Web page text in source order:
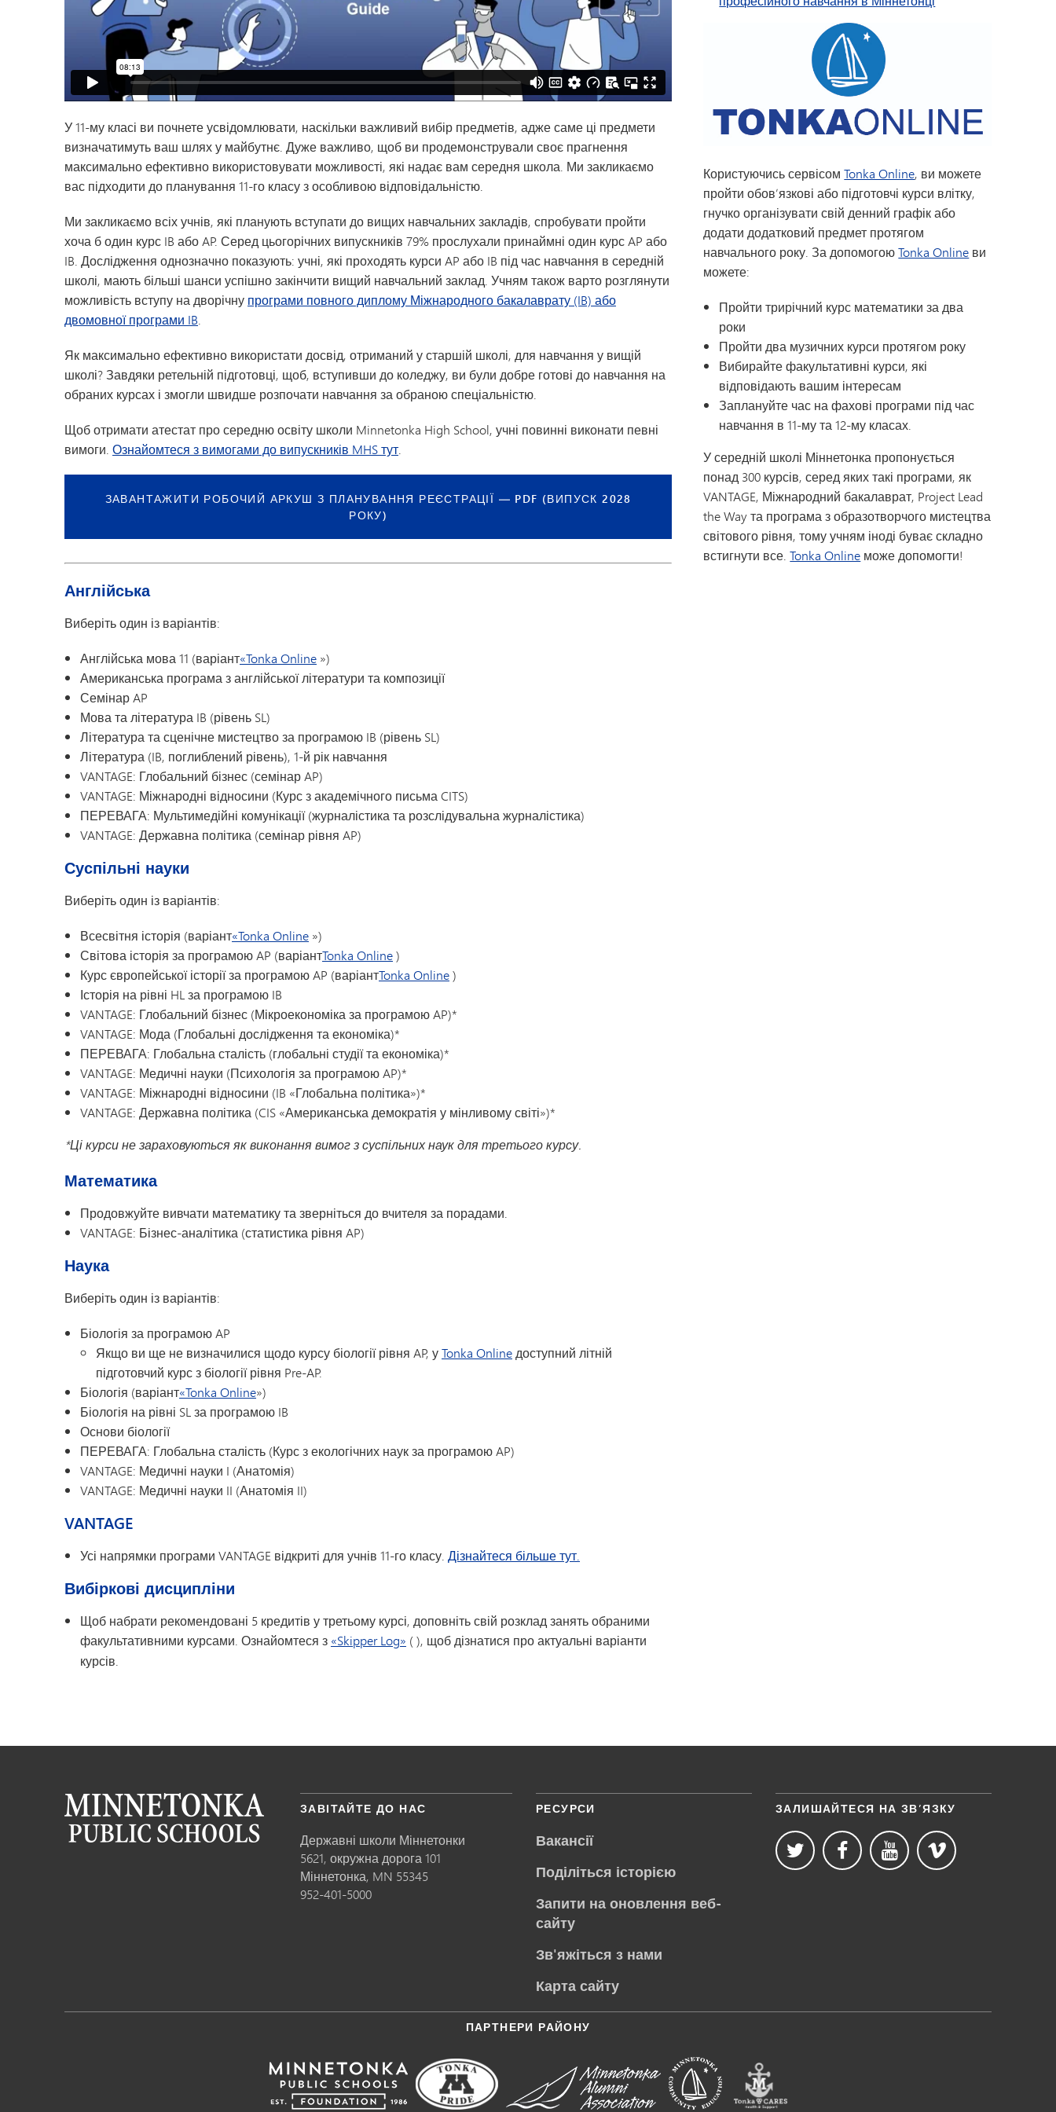
У 11-му класі ви почнете усвідомлювати, наскільки важливий вибір предметів, адже саме ці предмети
визначатимуть ваш шлях у майбутнє. Дуже важливо, щоб ви продемонстрували своє прагнення
максимально ефективно використовувати можливості, які надає вам середня школа. Ми закликаємо
вас підходити до планування 11-го класу з особливою відповідальністю.
Ми закликаємо всіх учнів, які планують вступати до вищих навчальних закладів, спробувати пройти
хоча б один курс IB або AP. Серед цьогорічних випускників 79% прослухали принаймні один курс AP або
IB. Дослідження однозначно показують: учні, які проходять курси AP або IB під час навчання в середній
школі, мають більші шанси успішно закінчити вищий навчальний заклад. Учням також варто розглянути
можливість вступу на дворічну програми повного диплому Міжнародного бакалаврату (IB) або
двомовної програми IB.
Як максимально ефективно використати досвід, отриманий у старшій школі, для навчання у вищій
школі? Завдяки ретельній підготовці, щоб, вступивши до коледжу, ви були добре готові до навчання на
обраних курсах і змогли швидше розпочати навчання за обраною спеціальністю.
Щоб отримати атестат про середню освіту школи Minnetonka High School, учні повинні виконати певні
вимоги. Ознайомтеся з вимогами до випускників MHS тут.
ЗАВАНТАЖИТИ РОБОЧИЙ АРКУШ З ПЛАНУВАННЯ РЕЄСТРАЦІЇ — PDF (ВИПУСК 2028
РОКУ)
Англійська
Виберіть один із варіантів:
Англійська мова 11 (варіант«Tonka Online »)
Американська програма з англійської літератури та композиції
Семінар AP
Мова та література IB (рівень SL)
Література та сценічне мистецтво за програмою IB (рівень SL)
Література (IB, поглиблений рівень), 1-й рік навчання
VANTAGE: Глобальний бізнес (семінар AP)
VANTAGE: Міжнародні відносини (Курс з академічного письма CITS)
ПЕРЕВАГА: Мультимедійні комунікації (журналістика та розслідувальна журналістика)
VANTAGE: Державна політика (семінар рівня AP)
Суспільні науки
Виберіть один із варіантів:
Всесвітня історія (варіант«Tonka Online »)
Світова історія за програмою AP (варіантTonka Online)
Курс європейської історії за програмою AP (варіантTonka Online)
Історія на рівні HL за програмою IB
VANTAGE: Глобальний бізнес (Мікроекономіка за програмою AP)*
VANTAGE: Мода (Глобальні дослідження та економіка)*
ПЕРЕВАГА: Глобальна сталість (глобальні студії та економіка)*
VANTAGE: Медичні науки (Психологія за програмою AP)*
VANTAGE: Міжнародні відносини (IB «Глобальна політика»)*
VANTAGE: Державна політика (CIS «Американська демократія у мінливому світі»)*
*Ці курси не зараховуються як виконання вимог з суспільних наук для третього курсу.
Математика
Продовжуйте вивчати математику та зверніться до вчителя за порадами.
VANTAGE: Бізнес-аналітика (статистика рівня AP)
Наука
Виберіть один із варіантів:
Біологія за програмою AP
Якщо ви ще не визначилися щодо курсу біології рівня AP, уTonka Onlineдоступний літній
підготовчий курс з біології рівня Pre-AP.
Біологія (варіант«Tonka Online»)
Біологія на рівні SL за програмою IB
Основи біології
ПЕРЕВАГА: Глобальна сталість (Курс з екологічних наук за програмою AP)
VANTAGE: Медичні науки I (Анатомія)
VANTAGE: Медичні науки II (Анатомія II)
VANTAGE
Усі напрямки програми VANTAGE відкриті для учнів 11-го класу. Дізнайтеся більше тут.
Вибіркові дисципліни
Щоб набрати рекомендовані 5 кредитів у третьому курсі, доповніть свій розклад занять обраними
факультативними курсами. Ознайомтеся з «Skipper Log» (), щоб дізнатися про актуальні варіанти
курсів.
Користуючись сервісомTonka Online, ви можете
пройти обов’язкові або підготовчі курси влітку,
гнучко організувати свій денний графік або
додати додатковий предмет протягом
навчального року. За допомогоюTonka Online ви
можете:
Пройти трирічний курс математики за два
роки
Пройти два музичних курси протягом року
Вибирайте факультативні курси, які
відповідають вашим інтересам
Заплануйте час на фахові програми під час
навчання в 11-му та 12-му класах.
У середній школі Міннетонка пропонується
понад 300 курсів, серед яких такі програми, як
VANTAGE, Міжнародний бакалаврат, Project Lead
the Way та програма з образотворчого мистецтва
світового рівня, тому учням іноді буває складно
встигнути все.Tonka Online може допомогти!
ЗАВІТАЙТЕ ДО НАС
Державні школи Міннетонки
5621, окружна дорога 101
Міннетонка, MN 55345
952-401-5000
РЕСУРСИ
Вакансії
Поділіться історією
Запити на оновлення веб-
сайту
Зв'яжіться з нами
Карта сайту
ЗАЛИШАЙТЕСЯ НА ЗВ’ЯЗКУ
ПАРТНЕРИ РАЙОНУ